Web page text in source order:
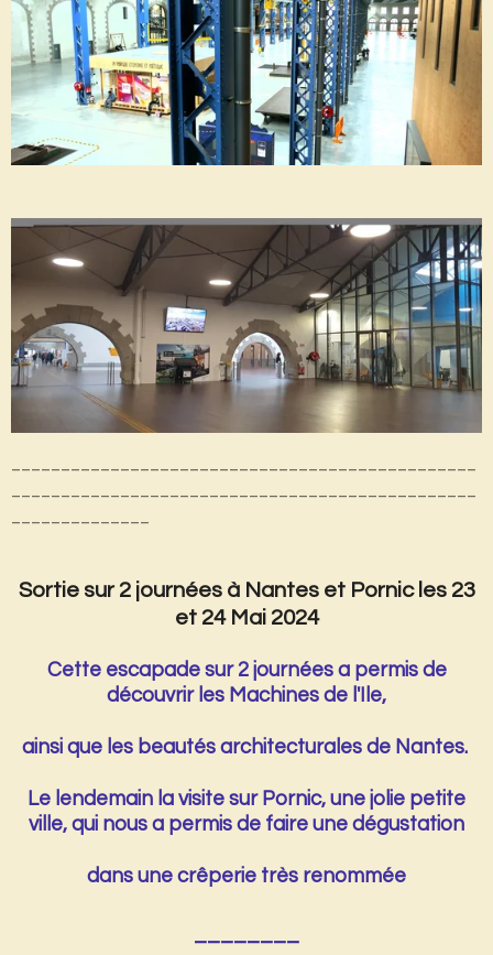
Sortie sur 2 journées à Nantes et Pornic les 23
et 24 Mai 2024
Cette escapade sur 2 journées a permis de
découvrir les Machines de l'Ile,
ainsi que les beautés architecturales de Nantes.
Le lendemain la visite sur Pornic, une jolie petite
ville, qui nous a permis de faire une dégustation
dans une crêperie très renommée